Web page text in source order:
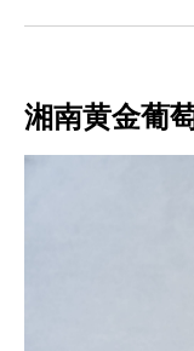
湘南黄金葡